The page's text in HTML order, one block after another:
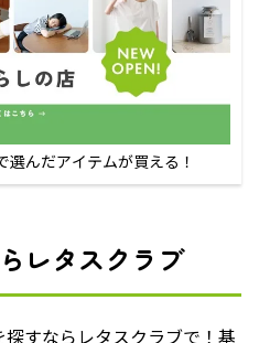
選んだアイテムが買える！
レタスクラブ
すならレタスクラブで！基